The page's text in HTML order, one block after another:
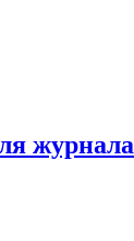
журнала